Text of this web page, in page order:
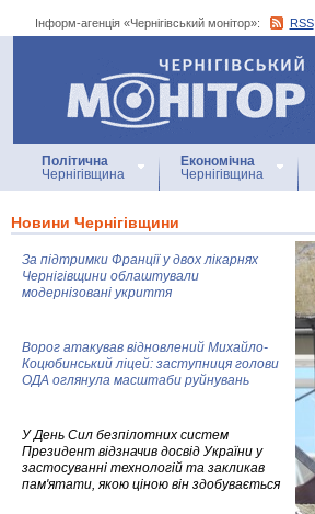
Інформ-агенція «Чернігівський монітор»: RSS
Інформ-агенція
«Чернігівський монітор»
Політична
Чернігівщина
Економічна
Чернігівщина
Новини Чернігівщини
За підтримки Франції у двох лікарнях
Чернігівщини облаштували
модернізовані укриття
Ворог атакував відновлений Михайло-
Коцюбинський ліцей: заступниця голови
ОДА оглянула масштаби руйнувань
У День Сил безпілотних систем
Президент відзначив досвід України у
застосуванні технологій та закликав
пам'ятати, якою ціною він здобувається